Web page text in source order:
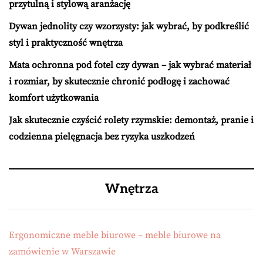
przytulną i stylową aranżację
Dywan jednolity czy wzorzysty: jak wybrać, by podkreślić
styl i praktyczność wnętrza
Mata ochronna pod fotel czy dywan – jak wybrać materiał
i rozmiar, by skutecznie chronić podłogę i zachować
komfort użytkowania
Jak skutecznie czyścić rolety rzymskie: demontaż, pranie i
codzienna pielęgnacja bez ryzyka uszkodzeń
Wnętrza
Ergonomiczne meble biurowe – meble biurowe na
zamówienie w Warszawie